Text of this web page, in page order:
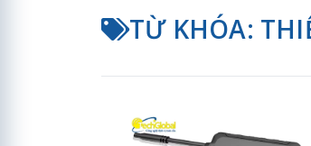
TỪ KHÓA: